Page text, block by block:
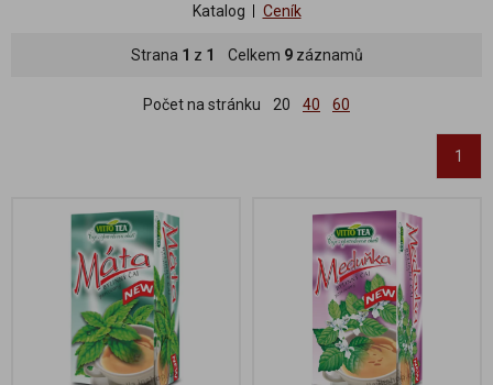
Katalog Ceník
Strana 1 z 1 Celkem 9záznamů
Počet na stránku 20 40 60
1